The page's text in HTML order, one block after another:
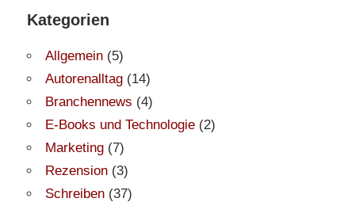
Kategorien
Allgemein (5)
Autorenalltag (14)
Branchennews (4)
E-Books und Technologie (2)
Marketing (7)
Rezension (3)
Schreiben (37)